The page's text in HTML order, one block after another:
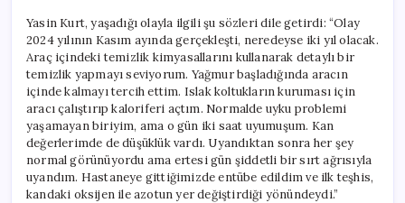
Yasin Kurt, yaşadığı olayla ilgili şu sözleri dile getirdi: “Olay
2024 yılının Kasım ayında gerçekleşti, neredeyse iki yıl olacak.
Araç içindeki temizlik kimyasallarını kullanarak detaylı bir
temizlik yapmayı seviyorum. Yağmur başladığında aracın
içinde kalmayı tercih ettim. Islak koltukların kuruması için
aracı çalıştırıp kaloriferi açtım. Normalde uyku problemi
yaşamayan biriyim, ama o gün iki saat uyumuşum. Kan
değerlerimde de düşüklük vardı. Uyandıktan sonra her şey
normal görünüyordu ama ertesi gün şiddetli bir sırt ağrısıyla
uyandım. Hastaneye gittiğimizde entübe edildim ve ilk teşhis,
kandaki oksijen ile azotun yer değiştirdiği yönündeydi.”